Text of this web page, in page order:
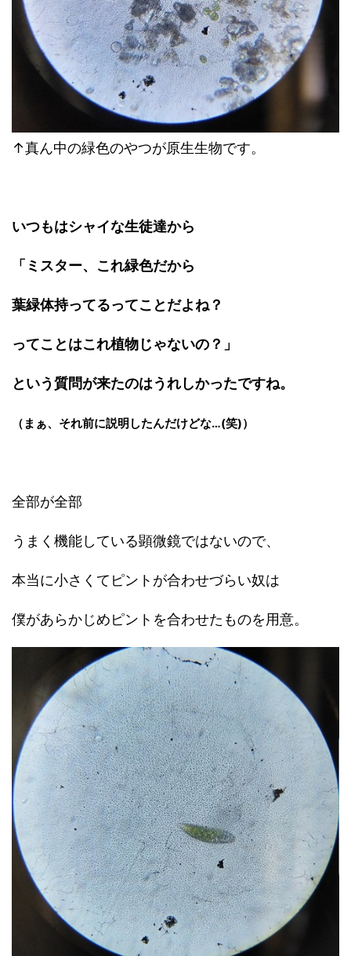
↑真ん中の緑色のやつが原生生物です。
いつもはシャイな生徒達から
「ミスター、これ緑色だから
葉緑体持ってるってことだよね？
ってことはこれ植物じゃないの？」
という質問が来たのはうれしかったですね。
（まぁ、それ前に説明したんだけどな…(笑)）
全部が全部
うまく機能している顕微鏡ではないので、
本当に小さくてピントが合わせづらい奴は
僕があらかじめピントを合わせたものを用意。